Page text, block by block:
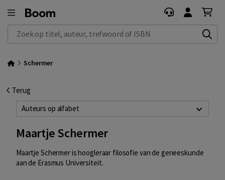
Zoek op titel, auteur, trefwoord of ISBN
Schermer
Terug
Auteurs op alfabet
Maartje Schermer
Maartje Schermer is hoogleraar filosofie van de geneeskunde
aan de Erasmus Universiteit.